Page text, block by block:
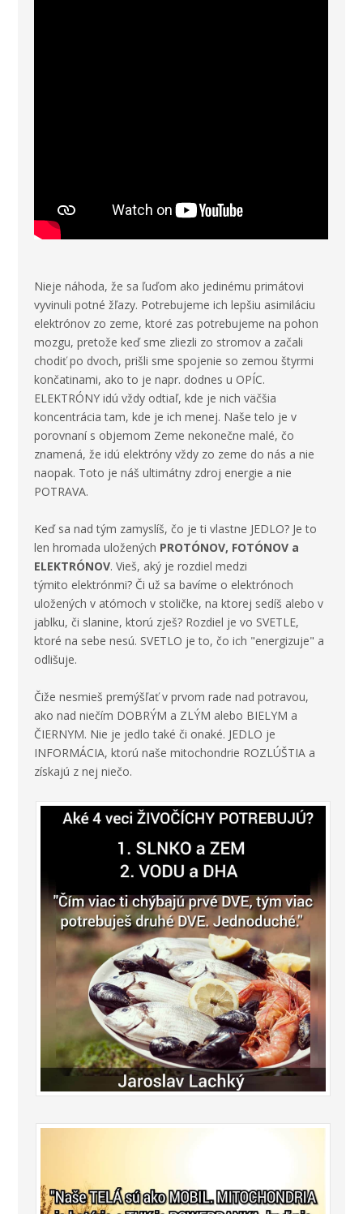
Nieje náhoda, že sa ľuďom ako jedinému primátovi
vyvinuli potné žľazy. Potrebujeme ich lepšiu asimiláciu
elektrónov zo zeme, ktoré zas potrebujeme na pohon
mozgu, pretože keď sme zliezli zo stromov a začali
chodiť po dvoch, prišli sme spojenie so zemou štyrmi
končatinami, ako to je napr. dodnes u OPÍC.
ELEKTRÓNY idú vždy odtiaľ, kde je nich väčšia
koncentrácia tam, kde je ich menej. Naše telo je v
porovnaní s objemom Zeme nekonečne malé, čo
znamená, že idú elektróny vždy zo zeme do nás a nie
naopak. Toto je náš ultimátny zdroj energie a nie
POTRAVA.
Keď sa nad tým zamyslíš, čo je ti vlastne JEDLO? Je to
len hromada uložených PROTÓNOV, FOTÓNOV a
ELEKTRÓNOV. Vieš, aký je rozdiel medzi
týmito elektrónmi? Či už sa bavíme o elektrónoch
uložených v atómoch v stoličke, na ktorej sedíš alebo v
jablku, či slanine, ktorú zješ? Rozdiel je vo SVETLE,
ktoré na sebe nesú. SVETLO je to, čo ich "energizuje" a
odlišuje.
Čiže nesmieš premýšľať v prvom rade nad potravou,
ako nad niečím DOBRÝM a ZLÝM alebo BIELYM a
ČIERNYM. Nie je jedlo také či onaké. JEDLO je
INFORMÁCIA, ktorú naše mitochondrie ROZLÚŠTIA a
získajú z nej niečo.